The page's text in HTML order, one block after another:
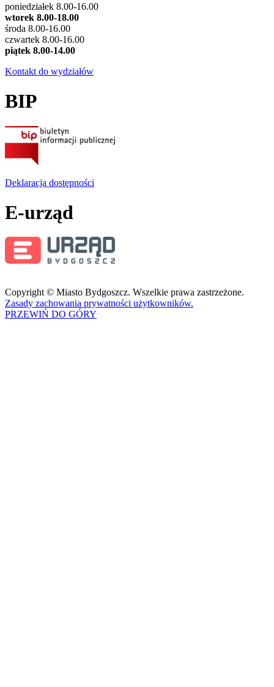
poniedziałek 8.00-16.00
wtorek 8.00-18.00
środa 8.00-16.00
czwartek 8.00-16.00
piątek 8.00-14.00
Kontakt do wydziałów
BIP
Deklaracja dostępności
E-urząd
Copyright © Miasto Bydgoszcz. Wszelkie prawa zastrzeżone.
Zasady zachowania prywatności użytkowników.
PRZEWIŃ DO GÓRY